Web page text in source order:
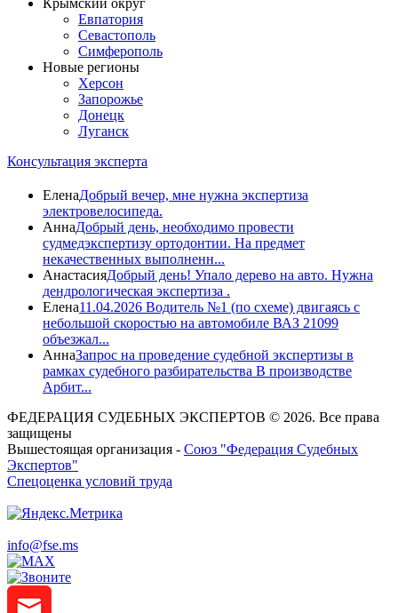
Крымский округ
Евпатория
Севастополь
Симферополь
Новые регионы
Херсон
Запорожье
Донецк
Луганск
Консультация эксперта
ЕленаДобрый вечер, мне нужна экспертиза
электровелосипеда.
АннаДобрый день, необходимо провести
судмедэкспертизу ортодонтии. На предмет
некачественных выполненн...
АнастасияДобрый день! Упало дерево на авто. Нужна
дендрологическая экспертиза .
Елена11.04.2026 Водитель №1 (по схеме) двигаясь с
небольшой скоростью на автомобиле ВАЗ 21099
объезжал...
АннаЗапрос на проведение судебной экспертизы в
рамках судебного разбирательства В производстве
Арбит...
ФЕДЕРАЦИЯ СУДЕБНЫХ ЭКСПЕРТОВ © 2026. Все права
защищены
Вышестоящая организация - Союз "Федерация Судебных
Экспертов"
Спецоценка условий труда
info@fse.ms